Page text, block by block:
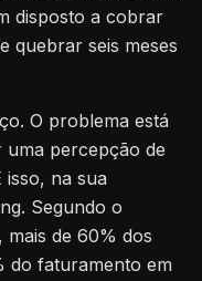
disposto a cobrar
quebrar seis meses
O problema está
uma percepção de
isso, na sua
Segundo o
mais de 60% dos
do faturamento em